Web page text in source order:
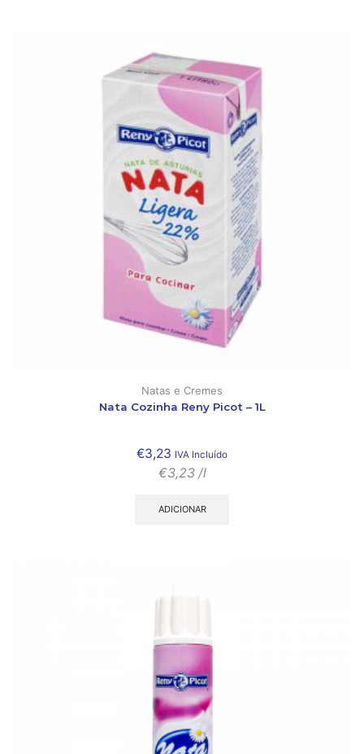
Natas e Cremes
Nata Cozinha Reny Picot – 1L
€3,23 IVA Incluído
€3,23 /l
ADICIONAR